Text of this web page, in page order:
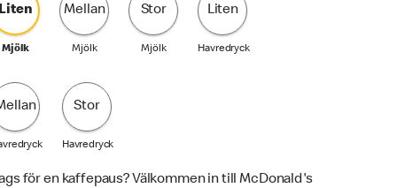
Mjölk
Mellan
Mjölk
Stor
Mjölk
Liten
Havredryck
Stor
Havredryck
för en kaffepaus? Välkommen in till McDonald's